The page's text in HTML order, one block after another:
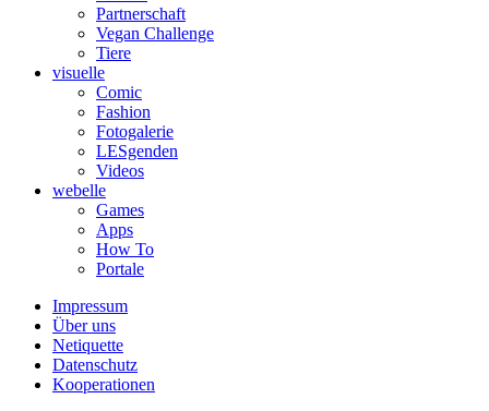
Partnerschaft
Vegan Challenge
Tiere
visuelle
Comic
Fashion
Fotogalerie
LESgenden
Videos
webelle
Games
Apps
How To
Portale
Impressum
Über uns
Netiquette
Datenschutz
Kooperationen